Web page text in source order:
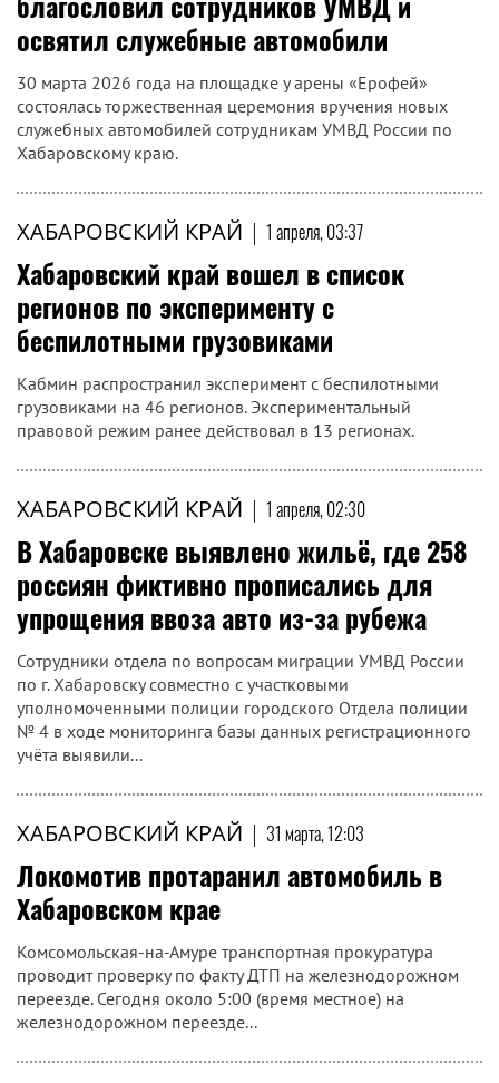
освятил служебные автомобили
30 марта 2026 года на площадке у арены «Ерофей»
состоялась торжественная церемония вручения новых
служебных автомобилей сотрудникам УМВД России по
Хабаровскому краю.
ХАБАРОВСКИЙ КРАЙ | 1 апреля, 03:37
Хабаровский край вошел в список
регионов по эксперименту с
беспилотными грузовиками
Кабмин распространил эксперимент с беспилотными
грузовиками на 46 регионов. Экспериментальный
правовой режим ранее действовал в 13 регионах.
ХАБАРОВСКИЙ КРАЙ | 1 апреля, 02:30
В Хабаровске выявлено жильё, где 258
россиян фиктивно прописались для
упрощения ввоза авто из-за рубежа
Сотрудники отдела по вопросам миграции УМВД России
по г. Хабаровску совместно с участковыми
уполномоченными полиции городского Отдела полиции
№ 4 в ходе мониторинга базы данных регистрационного
учёта выявили...
ХАБАРОВСКИЙ КРАЙ | 31 марта, 12:03
Локомотив протаранил автомобиль в
Хабаровском крае
Комсомольская-на-Амуре транспортная прокуратура
проводит проверку по факту ДТП на железнодорожном
переезде. Сегодня около 5:00 (время местное) на
железнодорожном переезде...